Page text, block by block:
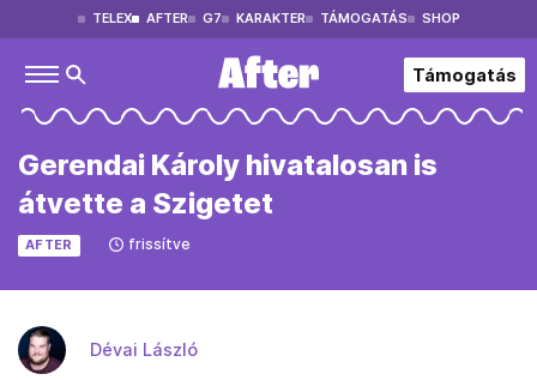
TELEX AFTER G7 KARAKTER TÁMOGATÁS SHOP
Támogatás
Gerendai Károly hivatalosan is
átvette a Szigetet
AFTER frissítve
Dévai László